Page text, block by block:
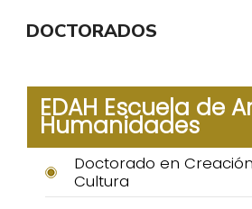
DOCTORADOS
EDAH Escuela de
Humanidades
Doctorado en
Cultura